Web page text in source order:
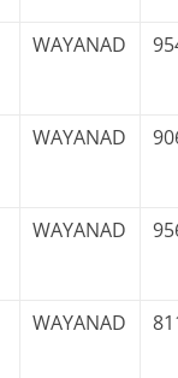
WAYANAD
WAYANAD
WAYANAD
WAYANAD